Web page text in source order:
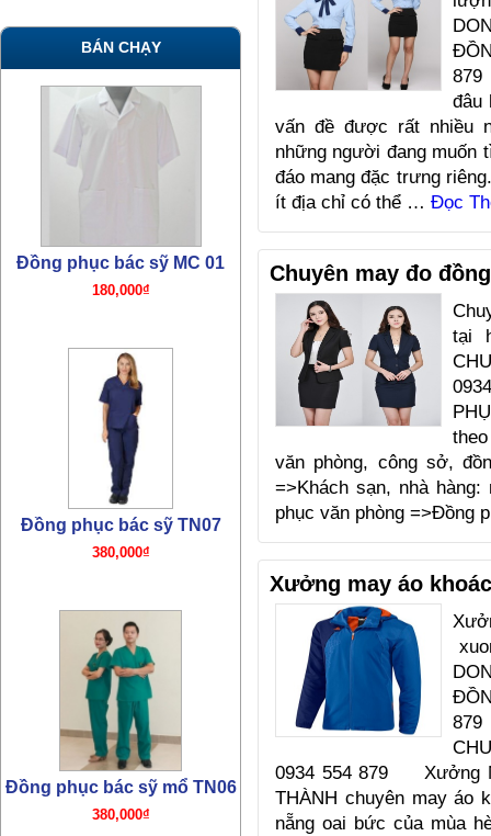
879
đâu
vấn đề được rất nhiều
những người đang muốn
đáo mang đặc trưng
ít địa chỉ có thể … Đọc
Chuyên may đo
tại
văn phòng, công sở,
=>Khách sạn, nhà
phục văn phòng =>Đồng
Xưởng may áo
879
0934 554 879 Xưởng
THÀNH chuyên may áo
nẵng oai bức của mùa
BÁN CHẠY
Đồng phục bác sỹ MC 01
180,000₫